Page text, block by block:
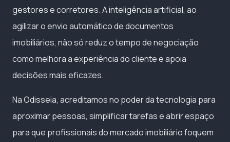
gestores e corretores. A inteligência artificial, ao
agilizar o envio automático de documentos
imobiliários, não só reduz o tempo de negociação
como melhora a experiência do cliente e apoia
decisões mais eficazes.
Na Odisseia, acreditamos no poder da tecnologia para
aproximar pessoas, simplificar tarefas e abrir espaço
para que profissionais do mercado imobiliário foquem